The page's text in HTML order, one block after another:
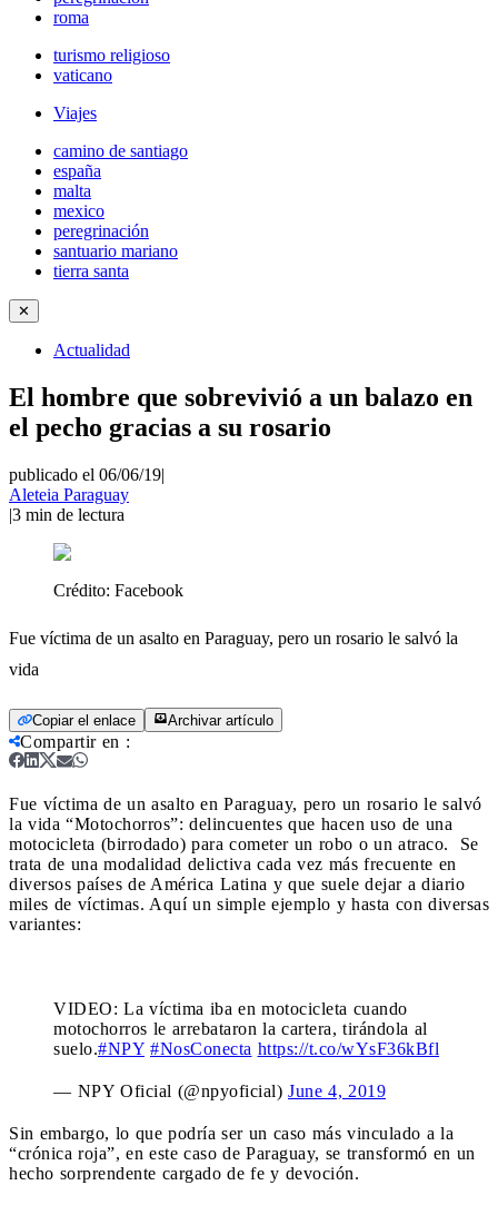
roma
turismo religioso
vaticano
Viajes
camino de santiago
españa
malta
mexico
peregrinación
santuario mariano
tierra santa
✕
Actualidad
El hombre que sobrevivió a un balazo en
el pecho gracias a su rosario
publicado el 06/06/19|
Aleteia Paraguay
|3 min de lectura
Crédito: Facebook
Fue víctima de un asalto en Paraguay, pero un rosario le salvó la
vida
Copiar el enlace Archivar artículo
Compartir en :
Fue víctima de un asalto en Paraguay, pero un rosario le salvó
la vida “Motochorros”: delincuentes que hacen uso de una
motocicleta (birrodado) para cometer un robo o un atraco. Se
trata de una modalidad delictiva cada vez más frecuente en
diversos países de América Latina y que suele dejar a diario
miles de víctimas. Aquí un simple ejemplo y hasta con diversas
variantes:
VIDEO: La víctima iba en motocicleta cuando
motochorros le arrebataron la cartera, tirándola al
suelo.#NPY #NosConecta https://t.co/wYsF36kBfl
— NPY Oficial (@npyoficial) June 4, 2019
Sin embargo, lo que podría ser un caso más vinculado a la
“crónica roja”, en este caso de Paraguay, se transformó en un
hecho sorprendente cargado de fe y devoción.